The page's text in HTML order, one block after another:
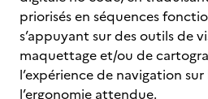
priorisés en séquences
s’appuyant sur des outils de
maquettage et/ou de
l’expérience de navigation
l’ergonomie attendue.